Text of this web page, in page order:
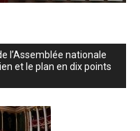
l’Assemblée nationale
et le plan en dix points